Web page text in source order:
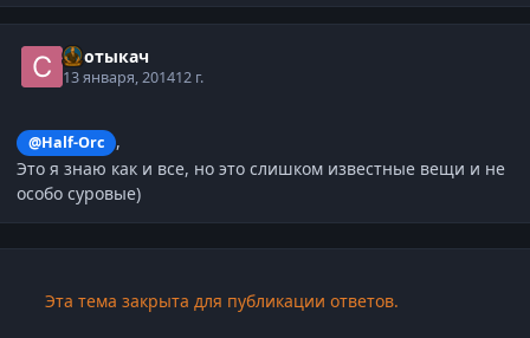
Спотыкач
13 января, 201412 г.
@Half-Orc
,
Это я знаю как и все, но это слишком известные вещи и не
особо суровые)
Эта тема закрыта для публикации ответов.